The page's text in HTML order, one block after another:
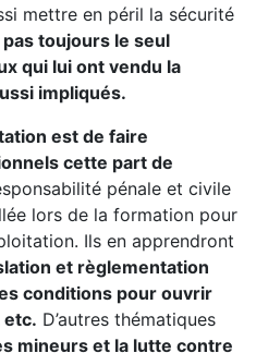
mettre en péril la sécurité
pas toujours le seul
qui lui ont vendu la
impliqués.
est de faire
cette part de
pénale et civile
lors de la formation pour
Ils en apprendront
et règlementation
conditions pour ouvrir
etc. D’autres thématiques
mineurs et la lutte contre